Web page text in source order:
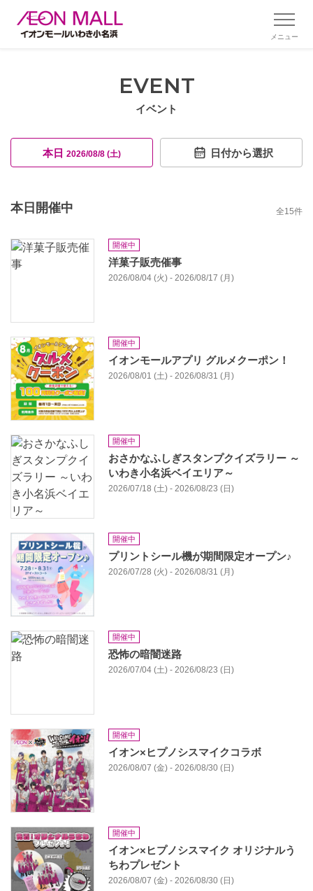
メニュー
EVENT
イベント
本日 2026/08/8 (土) 日付から選択
本日開催中 全15件
開催中
洋菓子販売催事
2026/08/04 (火) - 2026/08/17 (月)
開催中
イオンモールアプリ グルメクーポン！
2026/08/01 (土) - 2026/08/31 (月)
開催中
おさかなふしぎスタンプクイズラリー ～
いわき小名浜ベイエリア～
2026/07/18 (土) - 2026/08/23 (日)
開催中
プリントシール機が期間限定オープン♪
2026/07/28 (火) - 2026/08/31 (月)
開催中
恐怖の暗闇迷路
2026/07/04 (土) - 2026/08/23 (日)
開催中
イオン×ヒプノシスマイクコラボ
2026/08/07 (金) - 2026/08/30 (日)
開催中
イオン×ヒプノシスマイク オリジナルう
ちわプレゼント
2026/08/07 (金) - 2026/08/30 (日)